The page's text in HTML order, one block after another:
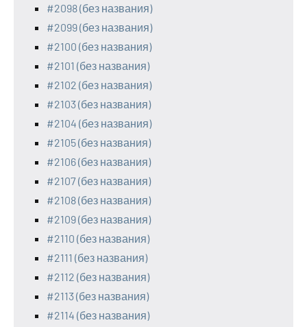
#2098 (без названия)
#2099 (без названия)
#2100 (без названия)
#2101 (без названия)
#2102 (без названия)
#2103 (без названия)
#2104 (без названия)
#2105 (без названия)
#2106 (без названия)
#2107 (без названия)
#2108 (без названия)
#2109 (без названия)
#2110 (без названия)
#2111 (без названия)
#2112 (без названия)
#2113 (без названия)
#2114 (без названия)